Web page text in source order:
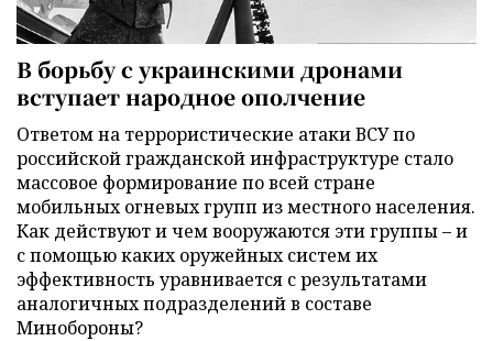
В борьбу с украинскими дронами
вступает народное ополчение
Ответом на террористические атаки ВСУ по
российской гражданской инфраструктуре стало
массовое формирование по всей стране
мобильных огневых групп из местного населения.
Как действуют и чем вооружаются эти группы – и
с помощью каких оружейных систем их
эффективность уравнивается с результатами
аналогичных подразделений в составе
Минобороны?